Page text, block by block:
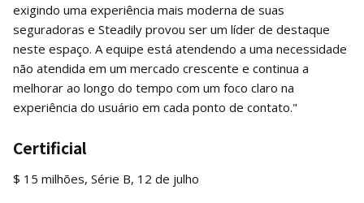
exigindo uma experiência mais moderna de suas
seguradoras e Steadily provou ser um líder de destaque
neste espaço. A equipe está atendendo a uma necessidade
não atendida em um mercado crescente e continua a
melhorar ao longo do tempo com um foco claro na
experiência do usuário em cada ponto de contato."
Certificial
$ 15 milhões, Série B, 12 de julho